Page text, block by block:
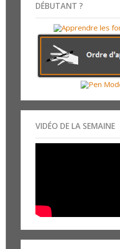
DÉBUTANT ?
VIDÉO DE LA SEMAINE